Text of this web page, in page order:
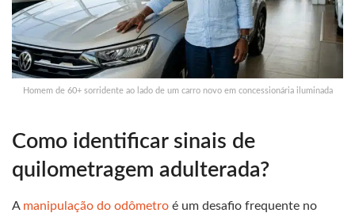
Homem de 60+ sorridente ao lado de um carro novo em concessionária iluminada
Como identificar sinais de
quilometragem adulterada?
A manipulação do odômetro é um desafio frequente no